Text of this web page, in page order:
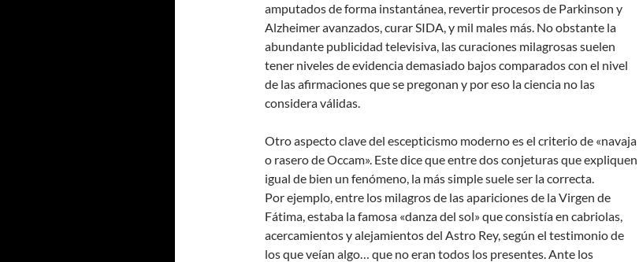
amputados de forma instantánea, revertir procesos de Parkinson y
Alzheimer avanzados, curar SIDA, y mil males más. No obstante la
abundante publicidad televisiva, las curaciones milagrosas suelen
tener niveles de evidencia demasiado bajos comparados con el nivel
de las afirmaciones que se pregonan y por eso la ciencia no las
considera válidas.
Otro aspecto clave del escepticismo moderno es el criterio de «navaja
o rasero de Occam». Este dice que entre dos conjeturas que expliquen
igual de bien un fenómeno, la más simple suele ser la correcta.
Por ejemplo, entre los milagros de las apariciones de la Virgen de
Fátima, estaba la famosa «danza del sol» que consistía en cabriolas,
acercamientos y alejamientos del Astro Rey, según el testimonio de
los que veían algo… que no eran todos los presentes. Ante los